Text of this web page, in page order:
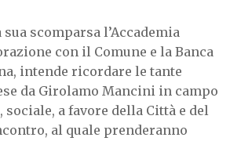
scomparsa l’Accademia
con il Comune e la Banca
intende ricordare le tante
da Girolamo Mancini in campo
a favore della Città e del
al quale prenderanno